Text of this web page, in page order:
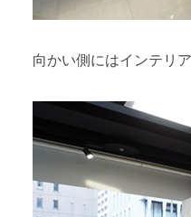
向かい側にはインテリ